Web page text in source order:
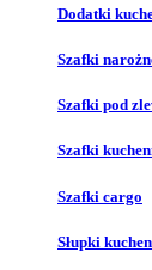
Dodatki
Szafki
Szafki pod
Szafki
Szafki cargo
Słupki